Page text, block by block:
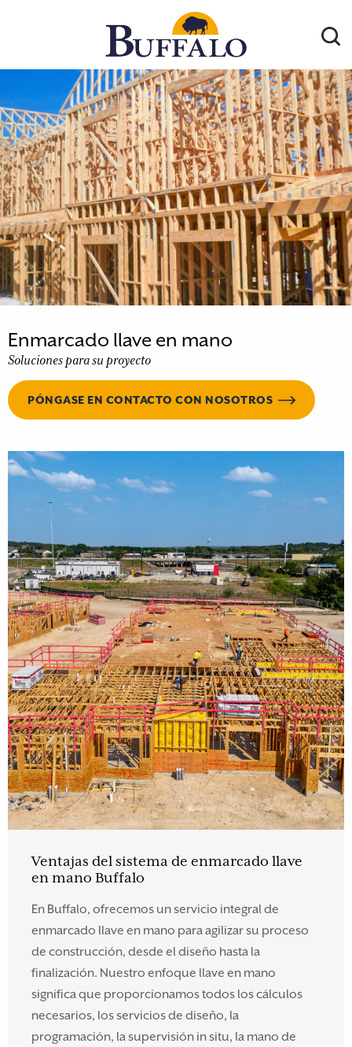
Enmarcado llave en mano
Soluciones para su proyecto
PÓNGASE EN CONTACTO CON NOSOTROS
Ventajas del sistema de enmarcado llave
en mano Buffalo
En Buffalo, ofrecemos un servicio integral de
enmarcado llave en mano para agilizar su proceso
de construcción, desde el diseño hasta la
finalización. Nuestro enfoque llave en mano
significa que proporcionamos todos los cálculos
necesarios, los servicios de diseño, la
programación, la supervisión in situ, la mano de